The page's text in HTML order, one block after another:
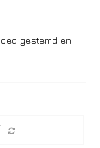
gestemd en